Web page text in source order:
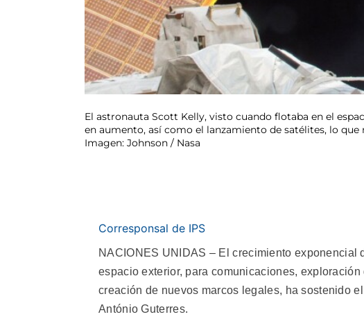
El astronauta Scott Kelly, visto cuando flotaba en el
en aumento, así como el lanzamiento de satélites, lo
Imagen: Johnson / Nasa
Corresponsal de IPS
NACIONES UNIDAS – El crecimiento exponencial
espacio exterior, para comunicaciones,
creación de nuevos marcos legales, ha sostenido
António Guterres.